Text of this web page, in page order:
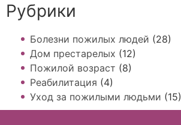
Рубрики
Болезни пожилых людей (28)
Дом престарелых (12)
Пожилой возраст (8)
Реабилитация (4)
Уход за пожилыми людьми (15)